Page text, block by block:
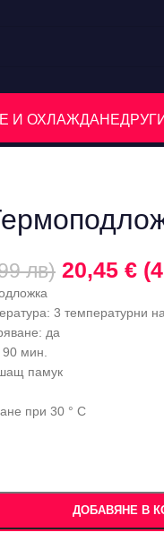
И ОХЛАЖДАНЕДРУГИ
лв) 20,45 €
3 температурни
да
мин.
памук
при 30 ° C
ДОБАВЯНЕ В